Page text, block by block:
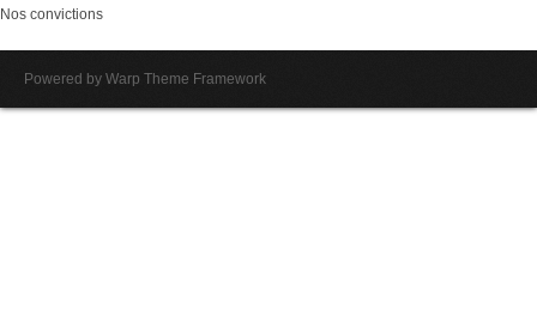
Nos convictions
Powered by Warp Theme Framework